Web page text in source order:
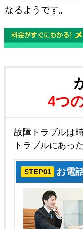
4つ
故障トラブルは
トラブルにあっ
STEP01 お電